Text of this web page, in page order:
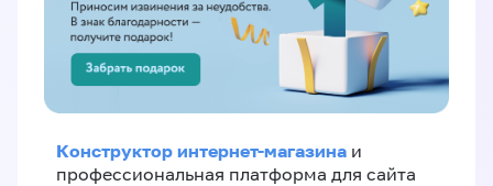
Конструктор интернет-магазина и
профессиональная платформа для сайта